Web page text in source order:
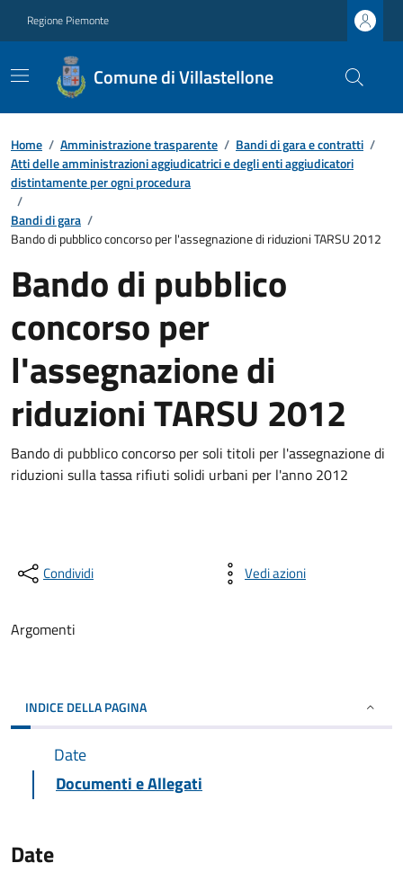
Regione Piemonte
Comune di Villastellone
Home / Amministrazione trasparente / Bandi di gara e contratti /
Atti delle amministrazioni aggiudicatrici e degli enti aggiudicatori
distintamente per ogni procedura
/
Bandi di gara /
Bando di pubblico concorso per l'assegnazione di riduzioni TARSU 2012
Bando di pubblico
concorso per
l'assegnazione di
riduzioni TARSU 2012
Bando di pubblico concorso per soli titoli per l'assegnazione di
riduzioni sulla tassa rifiuti solidi urbani per l'anno 2012
Condividi Vedi azioni
Argomenti
INDICE DELLA PAGINA
Date
Documenti e Allegati
Date